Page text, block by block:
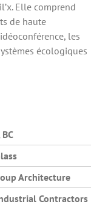
Elle comprend
de haute
les
écologiques
Architecture
Contractors